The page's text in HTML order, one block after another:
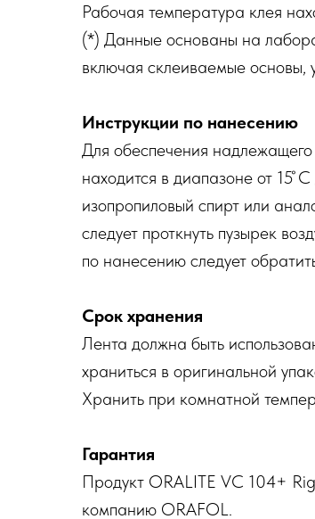
Рабочая температура клея
(*) Данные основаны на
включая склеиваемые основы,
Инструкции по нанесению
Для обеспечения надлежащего
находится в диапазоне от 15
изопропиловый спирт или
следует проткнуть пузырек
по нанесению следует
Срок хранения
Лента должна быть
храниться в оригинальной
Хранить при комнатной
Гарантия
Продукт ORALITE VC 104+
компанию ORAFOL.